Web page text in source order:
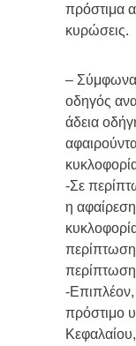
πρόστιμα
κυρώσεις.
– Σύμφωνα
οδηγός
άδεια
-Σε
η
περίπτωση
-Επιπλέον,
πρόστιμο